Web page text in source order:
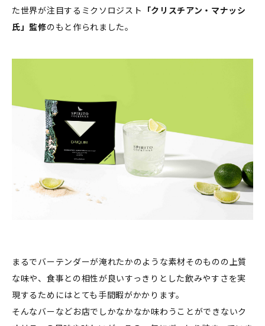
た世界が注目するミクソロジスト 「クリスチアン・マナッシ
氏」監修のもと作られました。
まるでバーテンダーが淹れたかのような素材そのものの上質
な味や、食事との相性が良いすっきりとした飲みやすさを実
現するためにはとても手間暇がかかります。
そんなバーなどお店でしかなかなか味わうことができないク